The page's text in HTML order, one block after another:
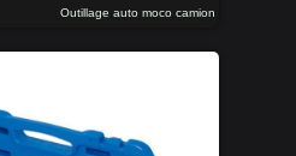
Outillage auto moco camion